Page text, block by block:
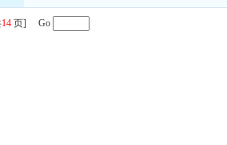
14 页] Go